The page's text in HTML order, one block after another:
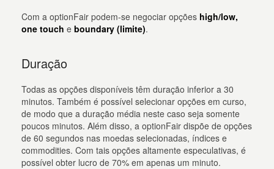
Com a optionFair podem-se negociar opções high/low,
one touch eboundary (limite).
Duração
Todas as opções disponíveis têm duração inferior a 30
minutos. Também é possível selecionar opções em curso,
de modo que a duração média neste caso seja somente
poucos minutos. Além disso, a optionFair dispõe de opções
de 60 segundos nas moedas selecionadas, índices e
commodities. Com tais opções altamente especulativas, é
possível obter lucro de 70% em apenas um minuto.